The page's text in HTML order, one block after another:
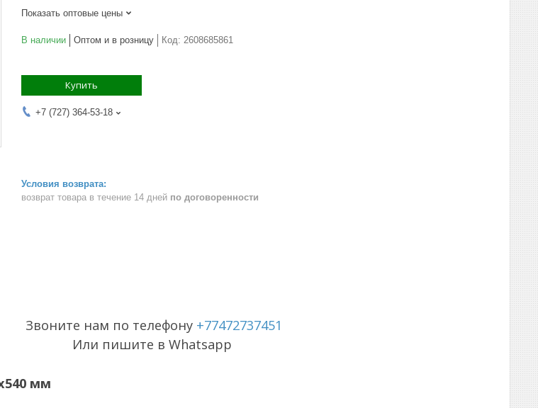
Показать оптовые цены
В наличии Оптом и в розницу Код: 2608685861
Купить
+7 (727) 364-53-18
возврат товара в течение 14 дней по договоренности
Звоните нам по телефону +77472737451
Или пишите в Whatsapp
мм